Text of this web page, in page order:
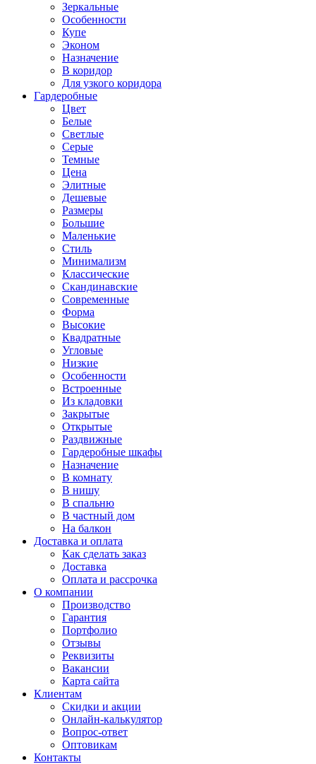
Зеркальные
Особенности
Купе
Эконом
Назначение
В коридор
Для узкого коридора
Гардеробные
Цвет
Белые
Светлые
Серые
Темные
Цена
Элитные
Дешевые
Размеры
Большие
Маленькие
Стиль
Минимализм
Классические
Скандинавские
Современные
Форма
Высокие
Квадратные
Угловые
Низкие
Особенности
Встроенные
Из кладовки
Закрытые
Открытые
Раздвижные
Гардеробные шкафы
Назначение
В комнату
В нишу
В спальню
В частный дом
На балкон
Доставка и оплата
Как сделать заказ
Доставка
Оплата и рассрочка
О компании
Производство
Гарантия
Портфолио
Отзывы
Реквизиты
Вакансии
Карта сайта
Клиентам
Скидки и акции
Онлайн-калькулятор
Вопрос-ответ
Оптовикам
Контакты